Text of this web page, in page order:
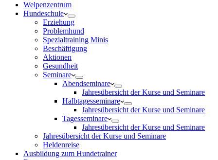
Welpenzentrum
Hundeschule
Erziehung
Problemhund
Spezialtraining Minis
Beschäftigung
Aktionen
Gesundheit
Seminare
Abendseminare
Jahresübersicht der Kurse und Seminare
Halbtagesseminare
Jahresübersicht der Kurse und Seminare
Tagesseminare
Jahresübersicht der Kurse und Seminare
Jahresübersicht der Kurse und Seminare
Heldenreise
Ausbildung zum Hundetrainer